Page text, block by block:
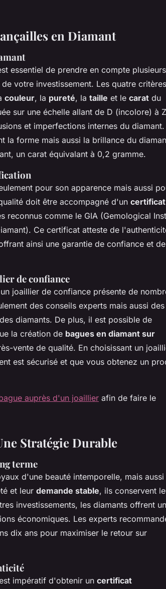
en Diamant
essentiel de prendre en compte plusieurs
votre investissement. Les quatre critères
couleur, la pureté, la taille et le carat du
sur une échelle allant de D (incolore) à Z
et imperfections internes du diamant.
la forme mais aussi la brillance du
un carat équivalant à 0,2 gramme.
pour son apparence mais aussi
doit être accompagné d'un certificat
reconnus comme le GIA (Gemological
Ce certificat atteste de
ainsi une garantie de confiance et de
de confiance
joaillier de confiance présente de
des conseils experts mais aussi des
diamants. De plus, il est possible de
la création de bagues en diamant sur
vente de qualité. En choisissant un
est sécurisé et que vous obtenez un
auprès d'un joaillier afin de faire le
Stratégie Durable
terme
d'une beauté intemporelle, mais aussi
et leur demande stable, ils conservent
investissements, les diamants offrent
économiques. Les experts
dix ans pour maximiser le retour sur
impératif d'obtenir un certificat